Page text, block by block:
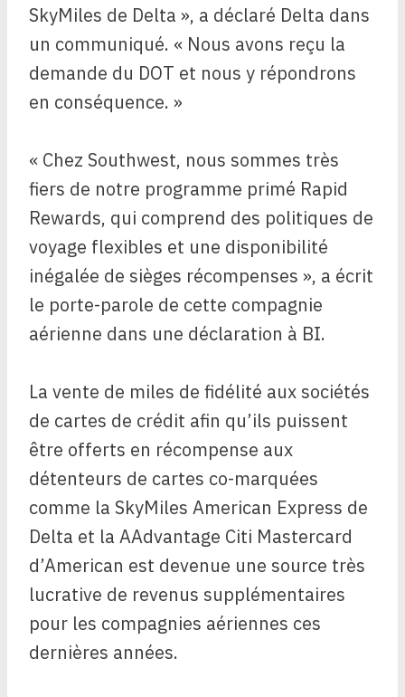
SkyMiles de Delta », a déclaré Delta dans
un communiqué. « Nous avons reçu la
demande du DOT et nous y répondrons
en conséquence. »
« Chez Southwest, nous sommes très
fiers de notre programme primé Rapid
Rewards, qui comprend des politiques de
voyage flexibles et une disponibilité
inégalée de sièges récompenses », a écrit
le porte-parole de cette compagnie
aérienne dans une déclaration à BI.
La vente de miles de fidélité aux sociétés
de cartes de crédit afin qu’ils puissent
être offerts en récompense aux
détenteurs de cartes co-marquées
comme la SkyMiles American Express de
Delta et la AAdvantage Citi Mastercard
d’American est devenue une source très
lucrative de revenus supplémentaires
pour les compagnies aériennes ces
dernières années.